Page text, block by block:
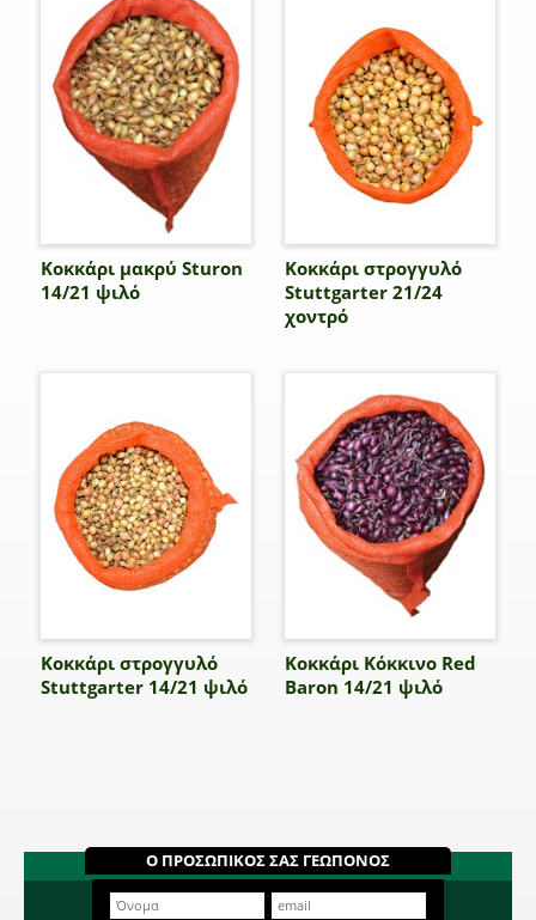
Κοκκάρι μακρύ Sturon
14/21 ψιλό
Κοκκάρι στρογγυλό
Stuttgarter 21/24
χοντρό
Κοκκάρι στρογγυλό
Stuttgarter 14/21 ψιλό
Κοκκάρι Κόκκινο Red
Baron 14/21 ψιλό
Ο ΠΡΟΣΩΠΙΚΟΣ ΣΑΣ ΓΕΩΠΟΝΟΣ